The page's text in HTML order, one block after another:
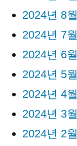
2024년 8월
2024년 7월
2024년 6월
2024년 5월
2024년 4월
2024년 3월
2024년 2월